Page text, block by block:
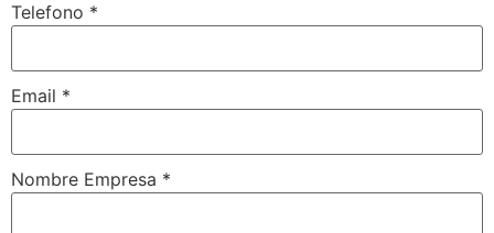
Telefono *
Email *
Nombre Empresa *